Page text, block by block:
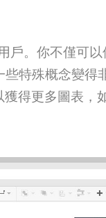
。你不僅可
特殊概念變
得更多圖表